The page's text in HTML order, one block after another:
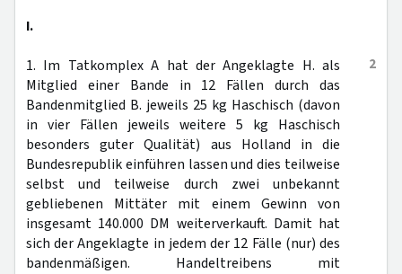
I.
2
1. Im Tatkomplex A hat der Angeklagte H. als
Mitglied einer Bande in 12 Fällen durch das
Bandenmitglied B. jeweils 25 kg Haschisch (davon
in vier Fällen jeweils weitere 5 kg Haschisch
besonders guter Qualität) aus Holland in die
Bundesrepublik einführen lassen und dies teilweise
selbst und teilweise durch zwei unbekannt
gebliebenen Mittäter mit einem Gewinn von
insgesamt 140.000 DM weiterverkauft. Damit hat
sich der Angeklagte in jedem der 12 Fälle (nur) des
bandenmäßigen. Handeltreibens mit